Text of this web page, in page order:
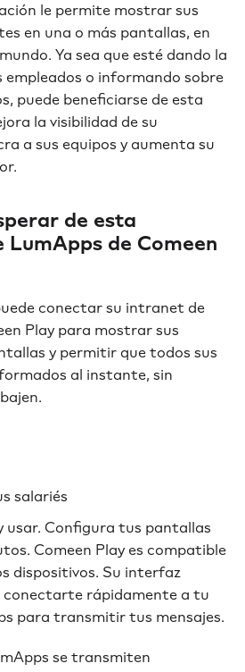
le permite mostrar sus
en una o más pantallas, en
Ya sea que esté dando la
empleados o informando sobre
puede beneficiarse de esta
la visibilidad de su
a sus equipos y aumenta su
de esta
de Comeen
conectar su intranet de
Play para mostrar sus
y permitir que todos sus
al instante, sin
salariés
usar. Configura tus pantallas
Comeen Play es compatible
dispositivos. Su interfaz
rápidamente a tu
para transmitir tus mensajes.
se transmiten